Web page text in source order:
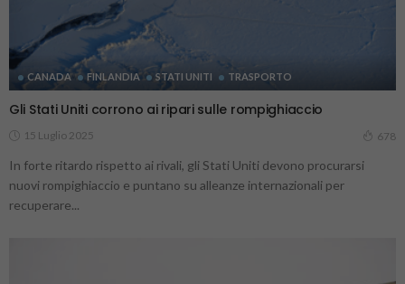
CANADA FINLANDIA STATI UNITI TRASPORTO
Gli Stati Uniti corrono ai ripari sulle rompighiaccio
15 Luglio 2025 678
In forte ritardo rispetto ai rivali, gli Stati Uniti devono procurarsi
nuovi rompighiaccio e puntano su alleanze internazionali per
recuperare...